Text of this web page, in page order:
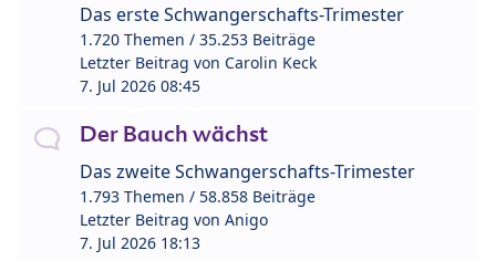
Das erste Schwangerschafts-Trimester
1.720 Themen / 35.253 Beiträge
Letzter Beitrag von Carolin Keck
7. Jul 2026 08:45
Der Bauch wächst
Das zweite Schwangerschafts-Trimester
1.793 Themen / 58.858 Beiträge
Letzter Beitrag von Anigo
7. Jul 2026 18:13